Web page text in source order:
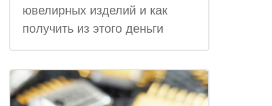
ювелирных изделий и как
получить из этого деньги